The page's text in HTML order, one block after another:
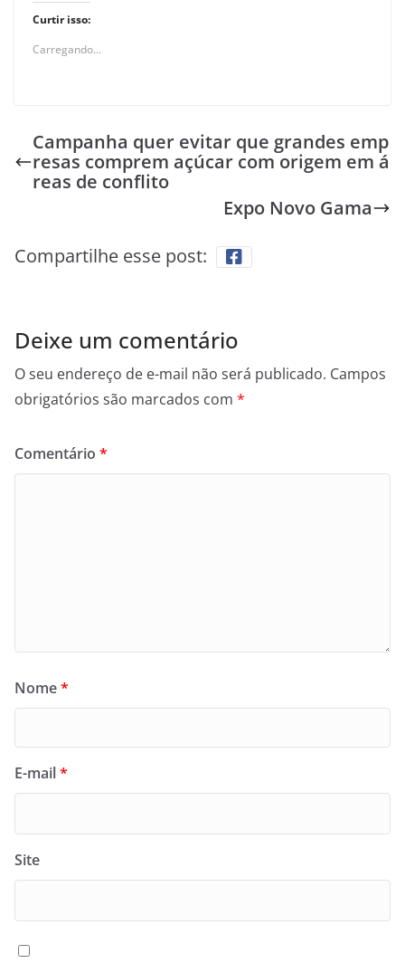
Curtir isso:
Carregando...
Campanha quer evitar que grandes emp
resas comprem açúcar com origem em á
reas de conflito
Expo Novo Gama
Compartilhe esse post:
Deixe um comentário
O seu endereço de e-mail não será publicado. Campos
obrigatórios são marcados com *
Comentário *
Nome*
E-mail*
Site